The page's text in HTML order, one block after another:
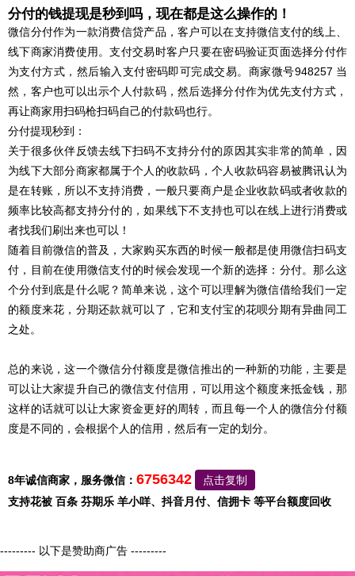
分付的钱提现是秒到吗，现在都是这么操作的！
微信分付作为一款消费信贷产品，客户可以在支持微信支付的线上、
线下商家消费使用。支付交易时客户只要在密码验证页面选择分付作
为支付方式，然后输入支付密码即可完成交易。商家微号948257 当
然，客户也可以出示个人付款码，然后选择分付作为优先支付方式，
再让商家用扫码枪扫码自己的付款码也行。
分付提现秒到：
关于很多伙伴反馈去线下扫码不支持分付的原因其实非常的简单，因
为线下大部分商家都属于个人的收款码，个人收款码容易被腾讯认为
是在转账，所以不支持消费，一般只要商户是企业收款码或者收款的
频率比较高都支持分付的，如果线下不支持也可以在线上进行消费或
者找我们刷出来也可以！
随着目前微信的普及，大家购买东西的时候一般都是使用微信扫码支
付，目前在使用微信支付的时候会发现一个新的选择：分付。那么这
个分付到底是什么呢？简单来说，这个可以理解为微信借给我们一定
的额度来花，分期还款就可以了，它和支付宝的花呗分期有异曲同工
之处。
总的来说，这一个微信分付额度是微信推出的一种新的功能，主要是
可以让大家提升自己的微信支付信用，可以用这个额度来抵金钱，那
这样的话就可以让大家资金更好的周转，而且每一个人的微信分付额
度是不同的，会根据个人的信用，然后有一定的划分。
8年诚信商家，服务微信： 6756342
点击复制
支持花被 百条 芬期乐 羊小咩、抖音月付、信拥卡 等平台额度回收
--------- 以下是赞助商广告 ---------